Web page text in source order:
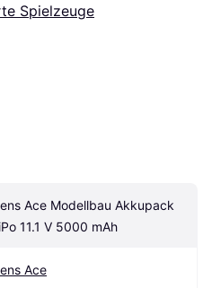
Spielzeuge
Ace Modellbau Akkupack
11.1 V 5000 mAh
Ace